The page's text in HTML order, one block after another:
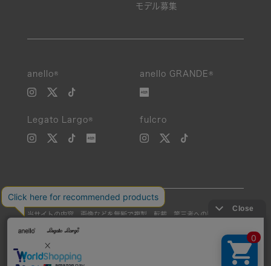
モデル募集
anello® anello GRANDE®
Legato Largo® fulcro
当サイトの内容、画像などを無断で複製、転載、第三者への譲渡などを
Unauthorized reproduction, duplication, or redistribution of any
images or content from this website is strictly prohibited.